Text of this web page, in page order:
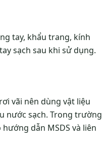
tay, khẩu trang, kính
sạch sau khi sử dụng.
vãi nên dùng vật liệu
nước sạch. Trong trường
dẫn MSDS và liên